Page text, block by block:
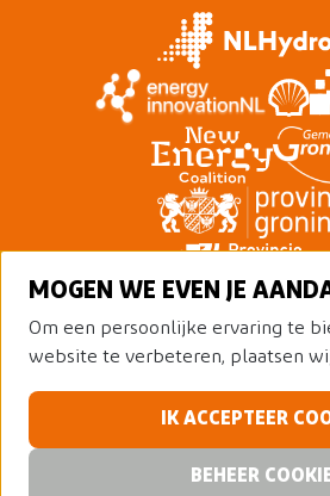
© 2026 Nederland
Alle rechten
Privacy policy
MOGEN WE EVEN JE
Om een persoonlijke ervaring te
website te verbeteren, plaatsen
IK ACCEPTEER
BEHEER